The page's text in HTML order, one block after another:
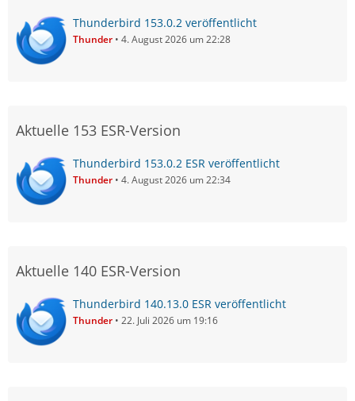
Thunderbird 153.0.2 veröffentlicht
Thunder 4. August 2026 um 22:28
Aktuelle 153 ESR-Version
Thunderbird 153.0.2 ESR veröffentlicht
Thunder 4. August 2026 um 22:34
Aktuelle 140 ESR-Version
Thunderbird 140.13.0 ESR veröffentlicht
Thunder 22. Juli 2026 um 19:16